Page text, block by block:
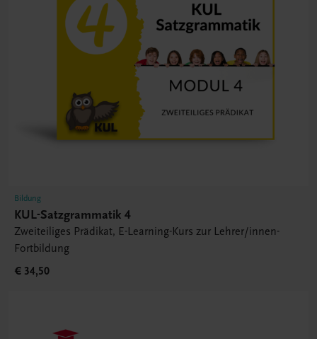
Bildung
KUL-Satzgrammatik 4
Zweiteiliges Prädikat, E-Learning-Kurs zur Lehrer/innen-
Fortbildung
€ 34,50